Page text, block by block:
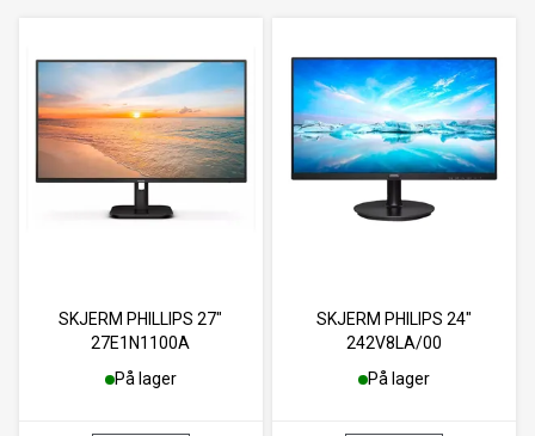
SKJERM PHILLIPS 27"
27E1N1100A
På lager
SKJERM PHILIPS 24"
242V8LA/00
På lager